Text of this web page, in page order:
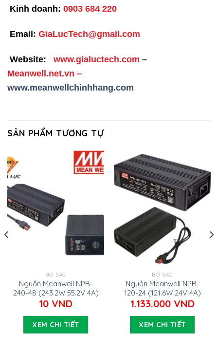
Kinh doanh: 0903 684 220
Email: GiaLucTech@gmail.com
Website: www.gialuctech.com –
Meanwell.net.vn –
www.meanwellchinhhang.com
SẢN PHẨM TƯƠNG TỰ
BỘ SẠC
Nguồn Meanwell NPB-
240-48 (243.2W 55.2V 4A)
10 VND
XEM CHI TIẾT
BỘ SẠC
Nguồn Meanwell NPB-
120-24 (121.6W 24V 4A)
1.133.000 VND
XEM CHI TIẾT